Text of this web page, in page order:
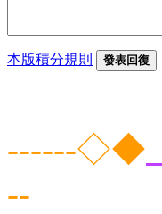
本版積分規則 發表回復
------◇◆
--